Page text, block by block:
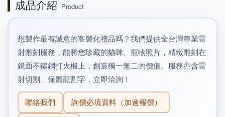
成品介紹 Product
想製作最有誠意的客製化禮品嗎？我們提供全台灣專業雷
射雕刻服務，能將您珍藏的貓咪、寵物照片，精緻雕刻在
鏡面不鏽鋼打火機上，創造獨一無二的價值。服務亦含雷
射切割、保麗龍割字，立即洽詢！
聯絡我們 詢價必填資料（加速報價）